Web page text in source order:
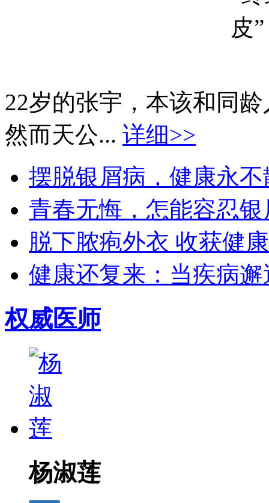
22岁的张宇，本该和同
然而天公... 详细>>
摆脱银屑病，健康永不
青春无悔，怎能容忍
脱下脓疱外衣 收获健
健康还复来：当疾病
权威医师
杨淑莲